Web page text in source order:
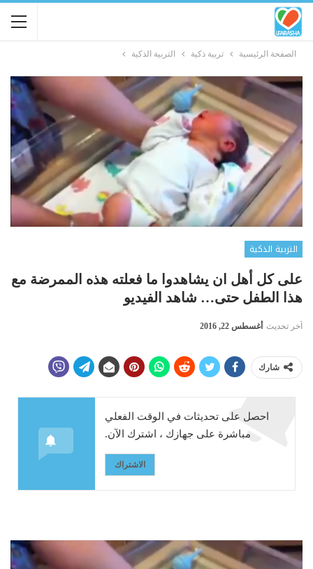
الصفحة الرئيسية تربية ذكية التربية الذكية
التربية الذكية
على كل أهل ان يشاهدوا ما فعلته هذه الممرضة مع
هذا الطفل حتى… شاهد الفيديو
آخر تحديث أغسطس 22, 2016
شارك
احصل على تحديثات في الوقت الفعلي
مباشرة على جهازك ، اشترك الآن.
الاشتراك